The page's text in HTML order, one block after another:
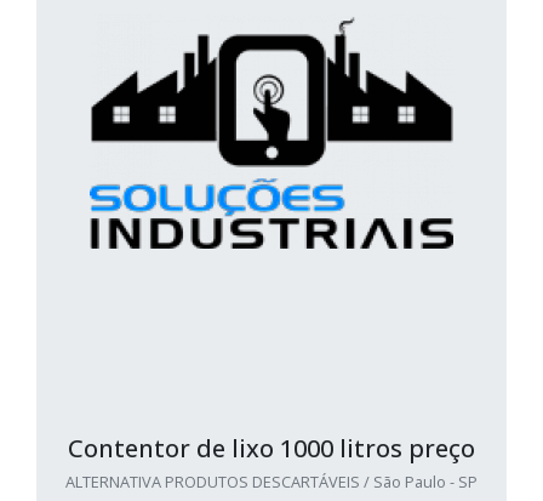
Contentor de lixo 1000 litros preço
ALTERNATIVA PRODUTOS DESCARTÁVEIS / São Paulo - SP